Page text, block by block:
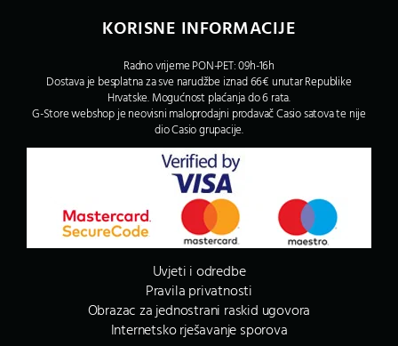
KORISNE INFORMACIJE
Radno vrijeme PON-PET: 09h-16h
Dostava je besplatna za sve narudžbe iznad 66€ unutar Republike
Hrvatske. Mogućnost plaćanja do 6 rata.
G-Store webshop je neovisni maloprodajni prodavač Casio satova te nije
dio Casio grupacije.
Uvjeti i odredbe
Pravila privatnosti
Obrazac za jednostrani raskid ugovora
Internetsko rješavanje sporova